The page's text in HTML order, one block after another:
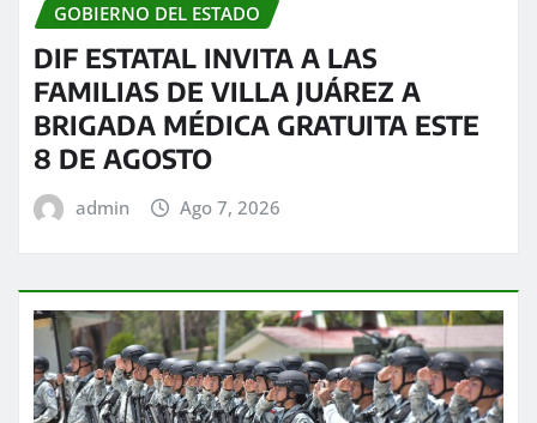
GOBIERNO DEL ESTADO
DIF ESTATAL INVITA A LAS
FAMILIAS DE VILLA JUÁREZ A
BRIGADA MÉDICA GRATUITA ESTE
8 DE AGOSTO
admin Ago 7, 2026